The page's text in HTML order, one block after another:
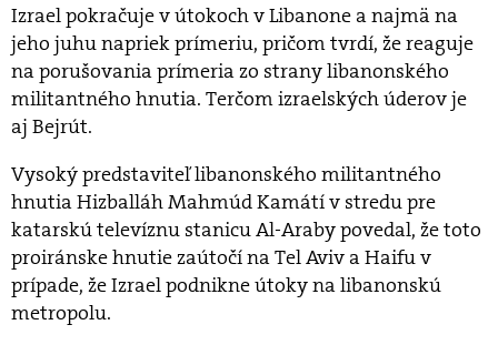
Izrael pokračuje v útokoch v Libanone a najmä na
jeho juhu napriek prímeriu, pričom tvrdí, že reaguje
na porušovania prímeria zo strany libanonského
militantného hnutia. Terčom izraelských úderov je
aj Bejrút.
Vysoký predstaviteľ libanonského militantného
hnutia Hizballáh Mahmúd Kamátí v stredu pre
katarskú televíznu stanicu Al-Araby povedal, že toto
proiránske hnutie zaútočí na Tel Aviv a Haifu v
prípade, že Izrael podnikne útoky na libanonskú
metropolu.